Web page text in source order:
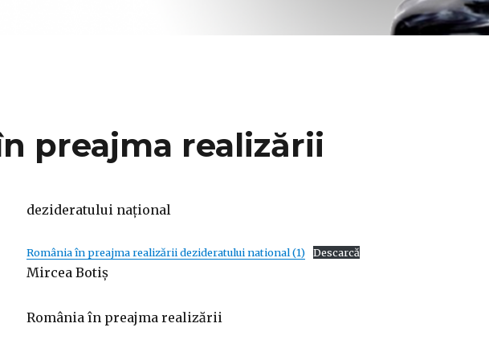
preajma realizării
dezideratului național
România în preajma realizării dezideratului national (1) Descarcă
Mircea Botiș
România în preajma realizării